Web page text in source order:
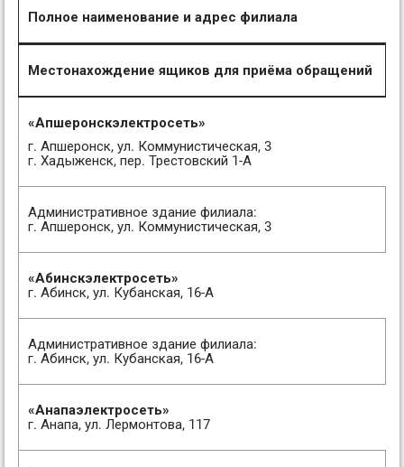
Полное наименование и адрес филиала
Местонахождение ящиков для приёма обращений
«Апшеронскэлектросеть»
г. Апшеронск, ул. Коммунистическая, 3
г. Хадыженск, пер. Трестовский 1-А
Административное здание филиала:
г. Апшеронск, ул. Коммунистическая, 3
«Абинскэлектросеть»
г. Абинск, ул. Кубанская, 16-А
Административное здание филиала:
г. Абинск, ул. Кубанская, 16-А
«Анапаэлектросеть»
г. Анапа, ул. Лермонтова, 117